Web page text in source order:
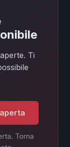
Ti
Torna